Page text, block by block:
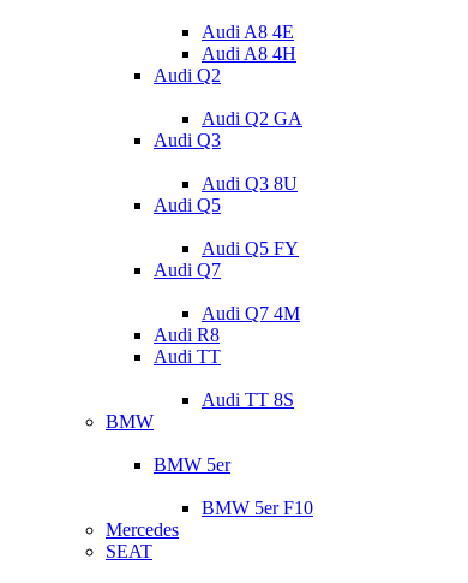
Audi A8 4E
Audi A8 4H
Audi Q2
Audi Q2 GA
Audi Q3
Audi Q3 8U
Audi Q5
Audi Q5 FY
Audi Q7
Audi Q7 4M
Audi R8
Audi TT
Audi TT 8S
BMW
BMW 5er
BMW 5er F10
Mercedes
SEAT